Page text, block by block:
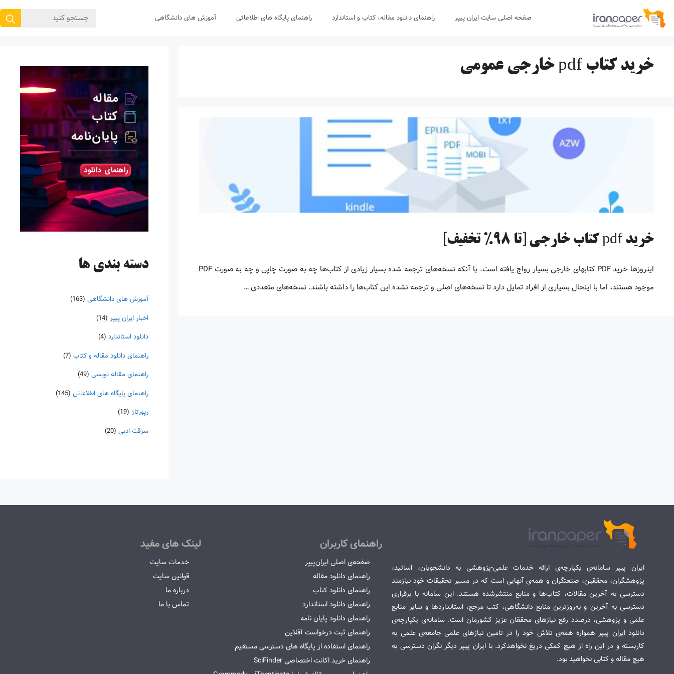
پرش
صفحه اصلی سایت ایران پیپر راهنمای دانلود مقاله، کتاب و استاندارد راهنمای پایگاه های اطلاعاتی آموزش های دانشگاهی
جستجوی
خرید کتاب pdf خارجی عمومی
خرید pdf کتاب خارجی [تا 98% تخفیف]
اینروزها خرید PDF کتاب‎های خارجی بسیار رواج یافته است. با آنکه نسخه‌های ترجمه شده بسیار زیادی از کتاب‌ها چه به صورت چاپی و چه به صورت PDF
موجود هستند، اما با اینحال بسیاری از افراد تمایل دارد تا نسخه‌های اصلی و ترجمه نشده این کتاب‌ها را داشته باشند. نسخه‌های متعددی …
دسته‌ بندی ها
آموزش های دانشگاهی (163)
اخبار ایران پیپر (14)
دانلود استاندارد (4)
راهنمای دانلود مقاله و کتاب (7)
راهنمای مقاله نویسی (49)
راهنمای پایگاه های اطلاعاتی (145)
رپورتاژ (19)
سرقت ادبی (20)
ایران پیپر سامانه‌ی یکپارچه‌ی ارائه خدمات علمی-پژوهشی به دانشجویان، اساتید،
پژوهشگران، محققین، صنعتگران و همه‌ی آنهایی است که در مسیر تحقیقات خود نیازمند
دسترسی به آخرین مقالات، کتاب‌ها و منابع منتشرشده هستند. این سامانه با برقراری
دسترسی به آخرین و به‌روزترین منابع دانشگاهی، کتب مرجع، استانداردها و سایر منابع
علمی و پژوهشی، درصدد رفع نیازهای محققان عزیز کشورمان است. سامانه‌ی یکپارچه‌ی
دانلود ایران پیپر همواره همه‌ی تلاش خود را در تامین نیازهای علمی جامعه‌ی علمی به
کاربسته و در این راه از هیچ کمکی دریغ نخواهدکرد. با ایران پیپر دیگر نگران دسترسی به
هیچ مقاله و کتابی نخواهید بود.
راهنمای کاربران
صفحه‌ی اصلی ایران‌پیپر
راهنمای دانلود مقاله
راهنمای دانلود کتاب
راهنمای دانلود استاندارد
راهنمای دانلود پایان نامه
راهنمای ثبت درخواست آفلاین
راهنمای استفاده از پایگاه های دسترسی مستقیم
راهنمای خرید اکانت اختصاصی SciFinder
لینک های مفید
خدمات سایت
قوانین سایت
درباره ما
تماس با ما